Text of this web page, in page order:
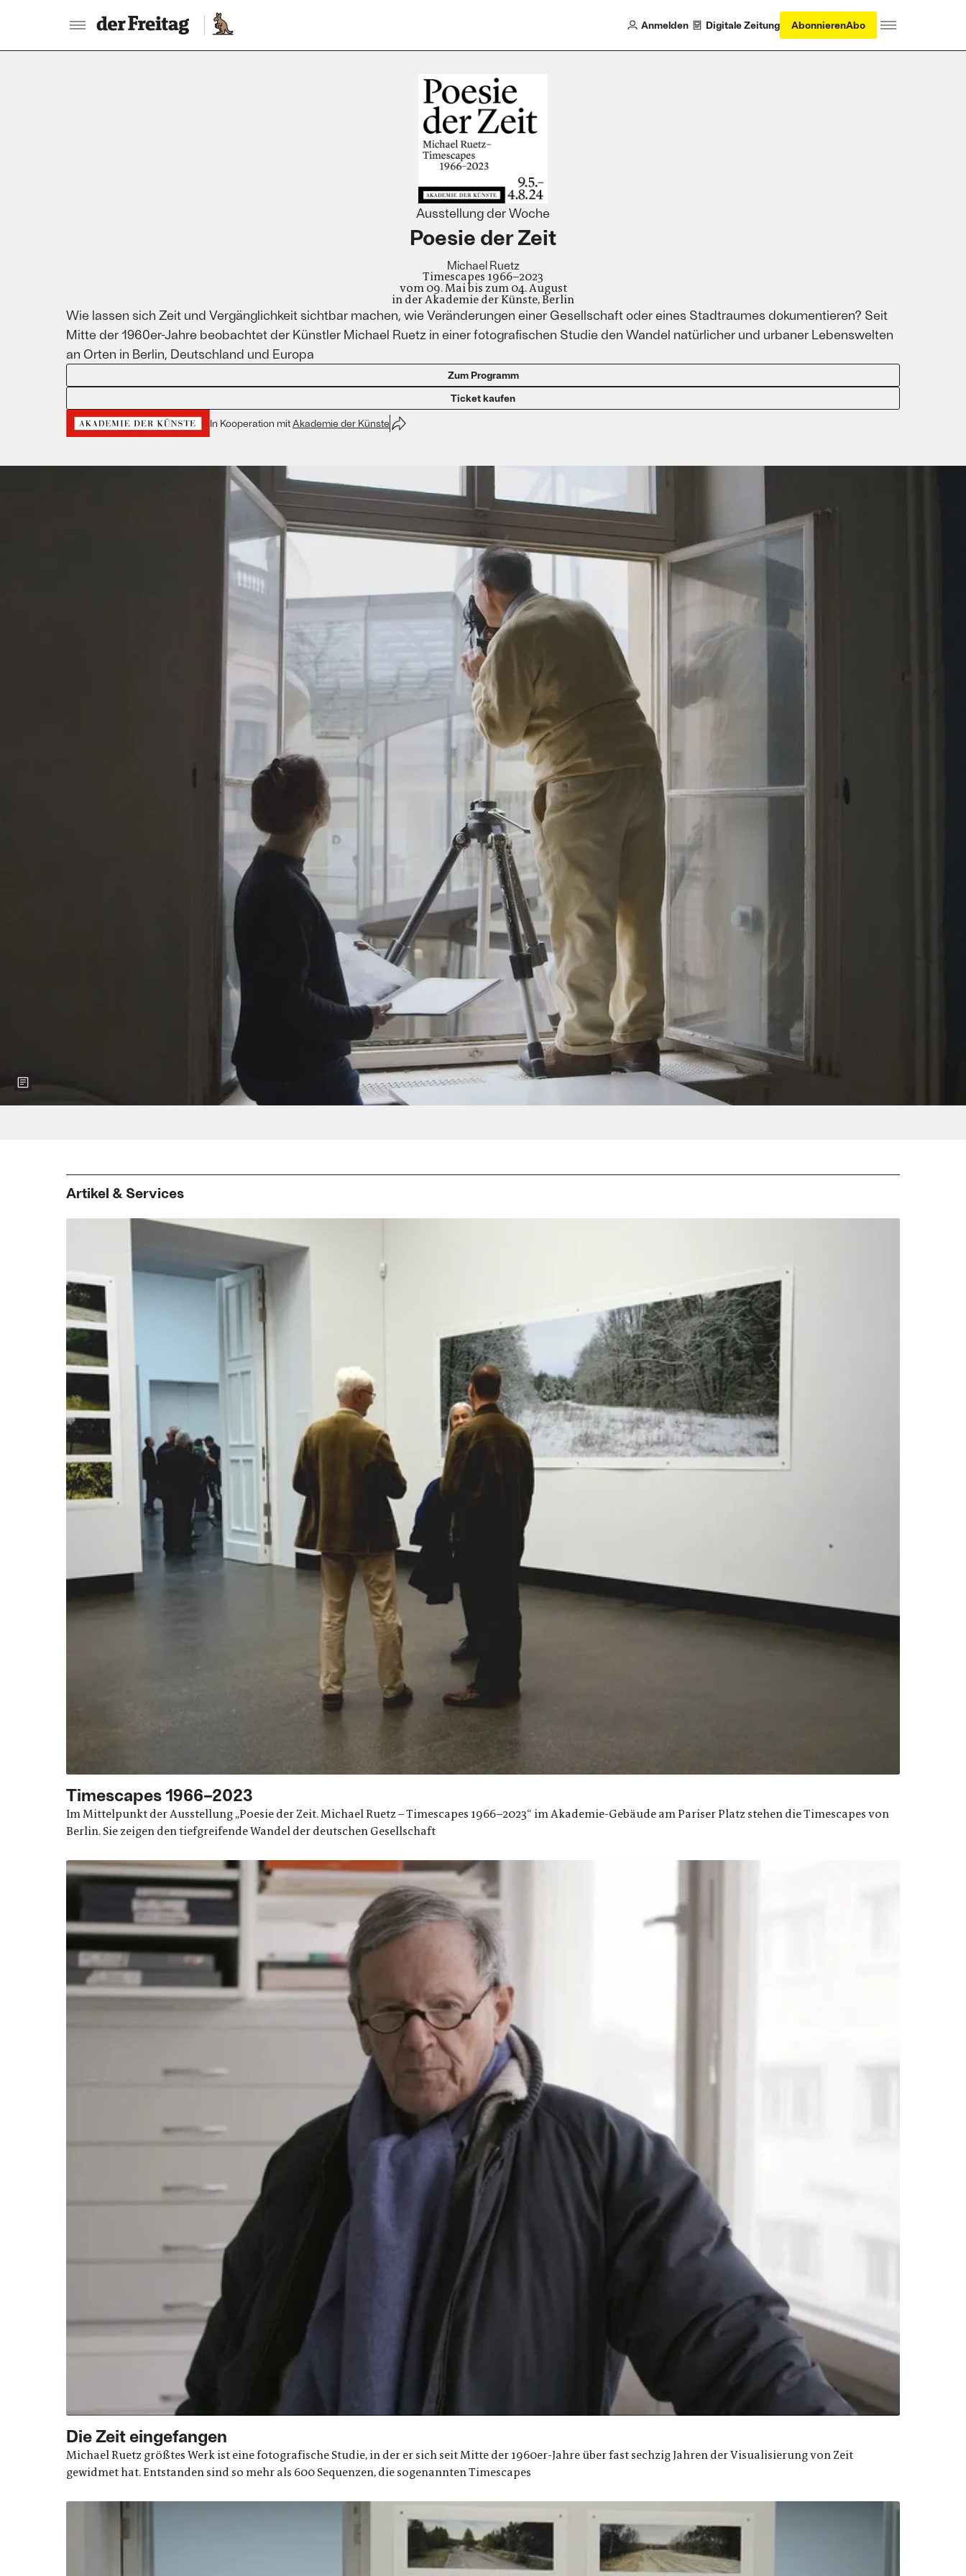
Anmelden Digitale Zeitung AbonnierenAbo
Ausstellung der Woche
Poesie der Zeit
Michael Ruetz
Timescapes 1966–2023
vom 09. Mai bis zum 04. August
in der Akademie der Künste, Berlin
Wie lassen sich Zeit und Vergänglichkeit sichtbar machen, wie Veränderungen einer Gesellschaft oder eines Stadtraumes dokumentieren? Seit
Mitte der 1960er-Jahre beobachtet der Künstler Michael Ruetz in einer fotografischen Studie den Wandel natürlicher und urbaner Lebenswelten
an Orten in Berlin, Deutschland und Europa
Zum Programm
Ticket kaufen
In Kooperation mitAkademie der Künste
Show more information about the image
Artikel & Services
Timescapes 1966–2023
Im Mittelpunkt der Ausstellung „Poesie der Zeit. Michael Ruetz – Timescapes 1966–2023“ im Akademie-Gebäude am Pariser Platz stehen die Timescapes von
Berlin. Sie zeigen den tiefgreifende Wandel der deutschen Gesellschaft
Die Zeit eingefangen
Michael Ruetz größtes Werk ist eine fotografische Studie, in der er sich seit Mitte der 1960er-Jahre über fast sechzig Jahren der Visualisierung von Zeit
gewidmet hat. Entstanden sind so mehr als 600 Sequenzen, die sogenannten Timescapes